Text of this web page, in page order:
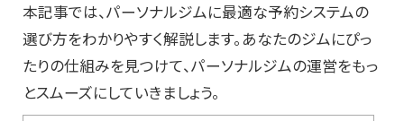
本記事では、パーソナルジムに最適な予約システムの
選び方をわかりやすく解説します。あなたのジムにぴっ
たりの仕組みを見つけて、パーソナルジムの運営をもっ
とスムーズにしていきましょう。